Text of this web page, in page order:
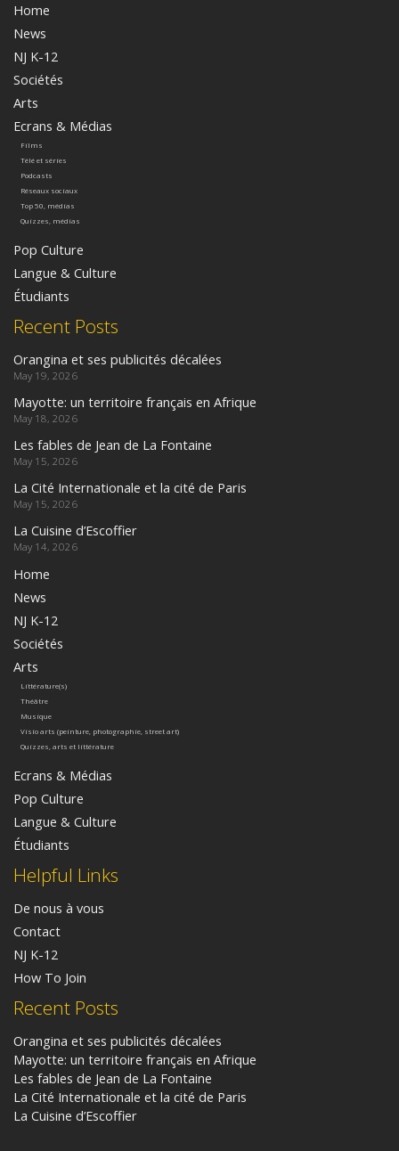
Helpful Links
De nous à vous
Contact
NJ K-12
How To Join
Recent Posts
Orangina et ses publicités décalées
Mayotte: un territoire français en Afrique
Les fables de Jean de La Fontaine
La Cité Internationale et la cité de Paris
La Cuisine d’Escoffier
Recent Posts
Orangina et ses publicités décalées
May 19, 2026
Mayotte: un territoire français en Afrique
May 18, 2026
Les fables de Jean de La Fontaine
May 15, 2026
La Cité Internationale et la cité de Paris
May 15, 2026
La Cuisine d’Escoffier
May 14, 2026
Home
News
NJ K-12
Sociétés
Arts
Littérature(s)
Théâtre
Musique
Visio arts (peinture, photographie, street art)
Quizzes, arts et littérature
Ecrans & Médias
Pop Culture
Langue & Culture
Étudiants
Home
News
NJ K-12
Sociétés
Arts
Ecrans & Médias
Films
Télé et séries
Podcasts
Réseaux sociaux
Top 50, médias
Quizzes, médias
Pop Culture
Langue & Culture
Étudiants